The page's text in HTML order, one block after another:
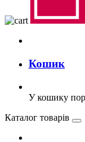
Кошик
У кошику
Каталог товарів